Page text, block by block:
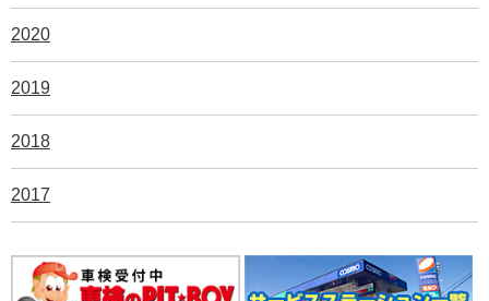
2020
2019
2018
2017